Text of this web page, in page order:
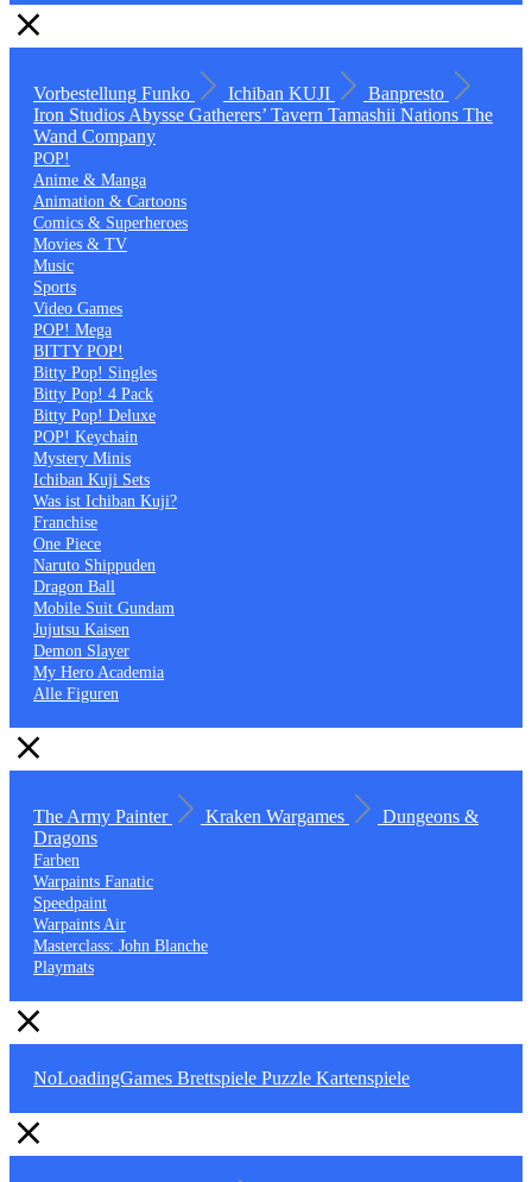
Vorbestellung Funko Ichiban KUJI
Banpresto
Iron Studios Abysse Gatherers’ Tavern Tamashii Nations The
Wand Company
POP!
Anime & Manga
Animation & Cartoons
Comics & Superheroes
Movies & TV
Music
Sports
Video Games
POP! Mega
BITTY POP!
Bitty Pop! Singles
Bitty Pop! 4 Pack
Bitty Pop! Deluxe
POP! Keychain
Mystery Minis
Ichiban Kuji Sets
Was ist Ichiban Kuji?
Franchise
One Piece
Naruto Shippuden
Dragon Ball
Mobile Suit Gundam
Jujutsu Kaisen
Demon Slayer
My Hero Academia
Alle Figuren
The Army Painter Kraken Wargames
Dungeons &
Dragons
Farben
Warpaints Fanatic
Speedpaint
Warpaints Air
Masterclass: John Blanche
Playmats
NoLoadingGames Brettspiele Puzzle Kartenspiele